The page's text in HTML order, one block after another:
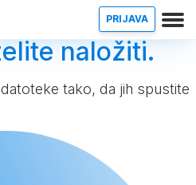
PRIJAVA
naložiti.
tako, da jih spustite